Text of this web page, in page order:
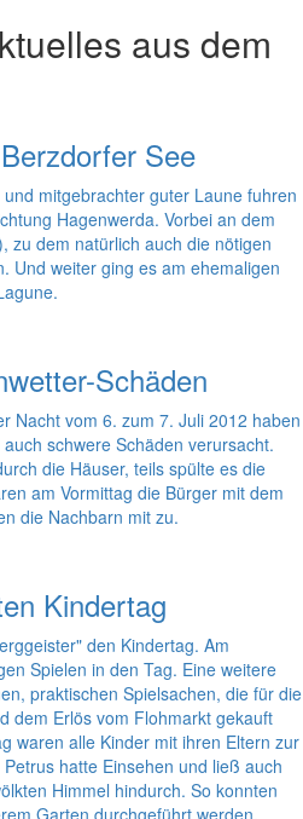
aus dem
See
mitgebrachter guter Laune fuhren
Hagenwerda. Vorbei an dem
zu dem natürlich auch die nötigen
Und weiter ging es am ehemaligen
Schäden
Nacht vom 6. zum 7. Juli 2012 haben
schwere Schäden verursacht.
die Häuser, teils spülte es die
am Vormittag die Bürger mit dem
die Nachbarn mit zu.
Kindertag
den Kindertag. Am
Spielen in den Tag. Eine weitere
praktischen Spielsachen, die für die
dem Erlös vom Flohmarkt gekauft
waren alle Kinder mit ihren Eltern zur
hatte Einsehen und ließ auch
Himmel hindurch. So konnten
Garten durchgeführt werden.